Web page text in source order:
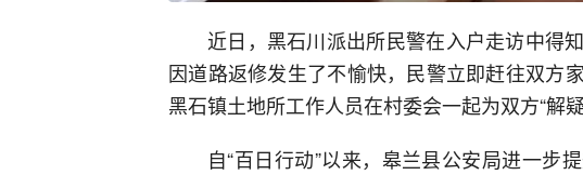
近日，黑石川派出所民警在入户走访中得
因道路返修发生了不愉快，民警立即赶往双方
黑石镇土地所工作人员在村委会一起为双方“解
自“百日行动”以来，皋兰县公安局进一步